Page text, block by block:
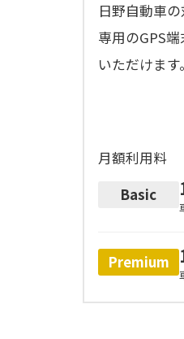
日野自動車
専用のGPS
いただけます。
月額利用料
Basic
Premium